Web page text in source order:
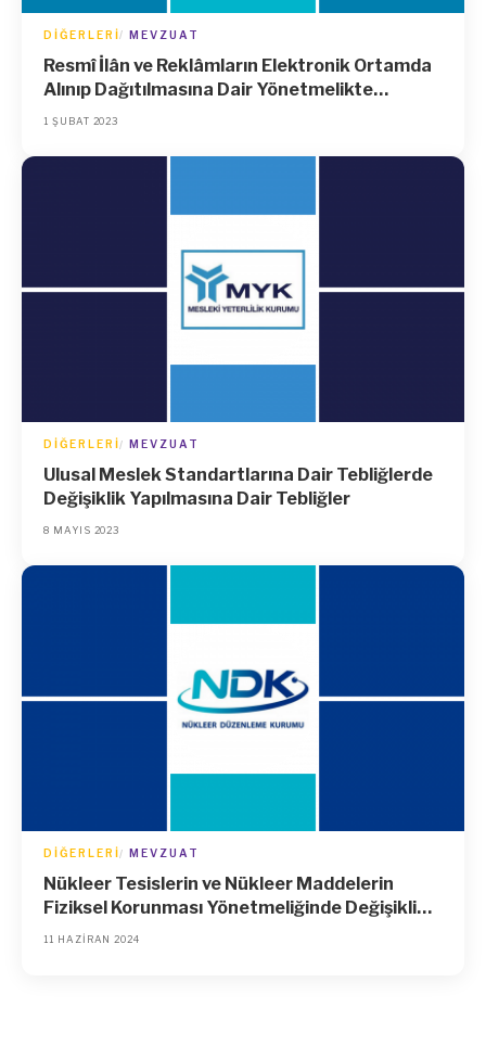
DIĞERLERI MEVZUAT
Resmî İlân ve Reklâmların Elektronik Ortamda
Alınıp Dağıtılmasına Dair Yönetmelikte
Değişiklik Yapılması Hakkında Yönetmelik
1 ŞUBAT 2023
DIĞERLERI MEVZUAT
Ulusal Meslek Standartlarına Dair Tebliğlerde
Değişiklik Yapılmasına Dair Tebliğler
8 MAYIS 2023
DIĞERLERI MEVZUAT
Nükleer Tesislerin ve Nükleer Maddelerin
Fiziksel Korunması Yönetmeliğinde Değişiklik
Yapılmasına Dair Yönetmelik
11 HAZIRAN 2024